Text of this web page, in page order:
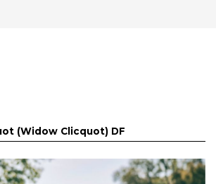
(Widow Clicquot) DF